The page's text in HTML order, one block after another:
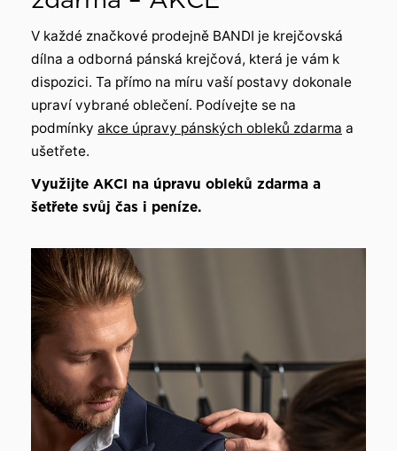
V každé značkové prodejně BANDI je krejčovská
dílna a odborná pánská krejčová, která je vám k
dispozici. Ta přímo na míru vaší postavy dokonale
upraví vybrané oblečení. Podívejte se na
podmínky akce úpravy pánských obleků zdarma a
ušetřete.
Využijte AKCI na úpravu obleků zdarma a
šetřete svůj čas i peníze.